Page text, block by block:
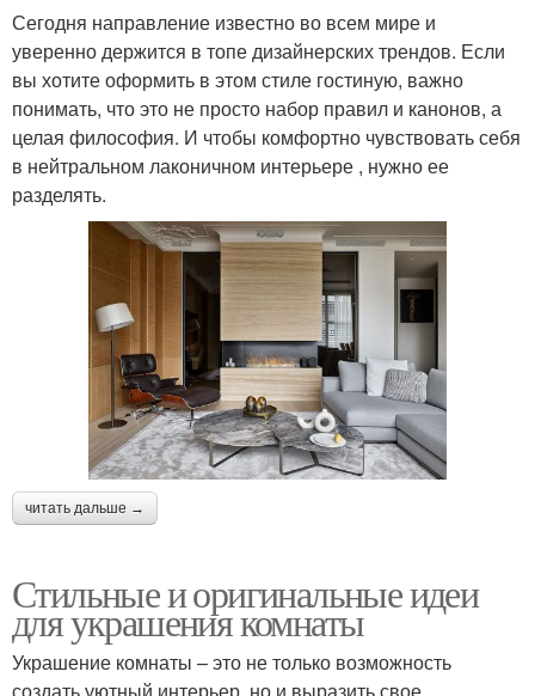
Сегодня направление известно во всем мире и
уверенно держится в топе дизайнерских трендов. Если
вы хотите оформить в этом стиле гостиную, важно
понимать, что это не просто набор правил и канонов, а
целая философия. И чтобы комфортно чувствовать себя
в нейтральном лаконичном интерьере , нужно ее
разделять.
читать дальше →
Стильные и оригинальные идеи
для украшения комнаты
Украшение комнаты – это не только возможность